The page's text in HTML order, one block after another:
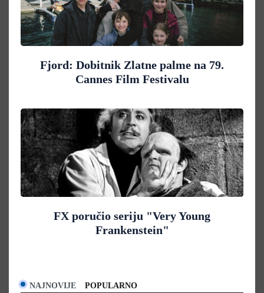
Fjord: Dobitnik Zlatne palme na 79.
Cannes Film Festivalu
FX poručio seriju "Very Young
Frankenstein"
NAJNOVIJE POPULARNO